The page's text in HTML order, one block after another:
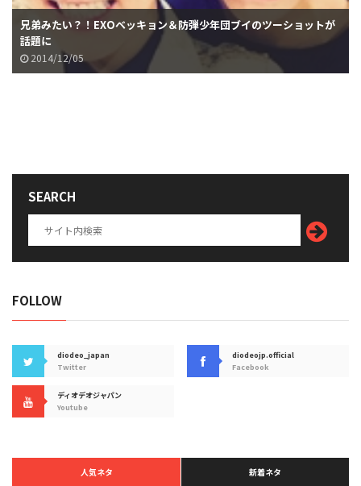
兄弟みたい？！EXOベッキョン＆防弾少年団ブイのツーショットが
話題に
2014/12/05
SEARCH
FOLLOW
diodeo_japan
Twitter
diodeojp.official
Facebook
ディオデオジャパン
Youtube
人気ネタ 新着ネタ